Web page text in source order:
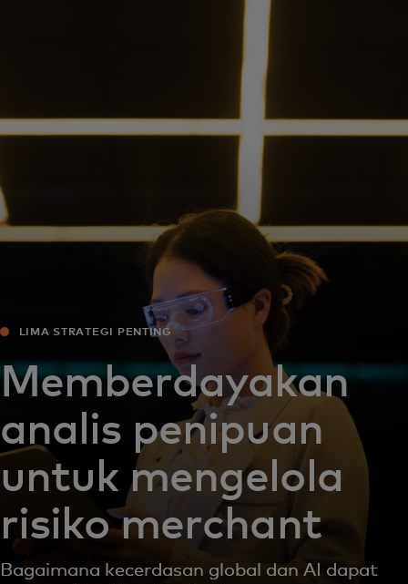
Untuk inovator
Berita dan tren
LIMA STRATEGI PENTING
Memberdayakan
analis penipuan
untuk mengelola
risiko merchant
Bagaimana kecerdasan global dan AI dapat